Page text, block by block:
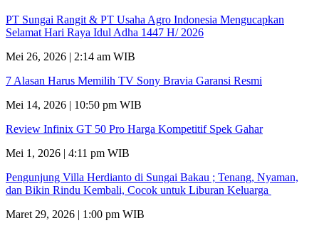
PT Sungai Rangit & PT Usaha Agro Indonesia Mengucapkan
Selamat Hari Raya Idul Adha 1447 H/ 2026
Mei 26, 2026 | 2:14 am WIB
7 Alasan Harus Memilih TV Sony Bravia Garansi Resmi
Mei 14, 2026 | 10:50 pm WIB
Review Infinix GT 50 Pro Harga Kompetitif Spek Gahar
Mei 1, 2026 | 4:11 pm WIB
Pengunjung Villa Herdianto di Sungai Bakau ; Tenang, Nyaman,
dan Bikin Rindu Kembali, Cocok untuk Liburan Keluarga
Maret 29, 2026 | 1:00 pm WIB